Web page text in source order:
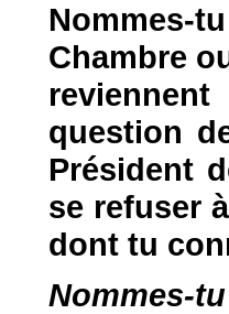
Chambre
question
Président
se refuser
dont tu
Nommes-